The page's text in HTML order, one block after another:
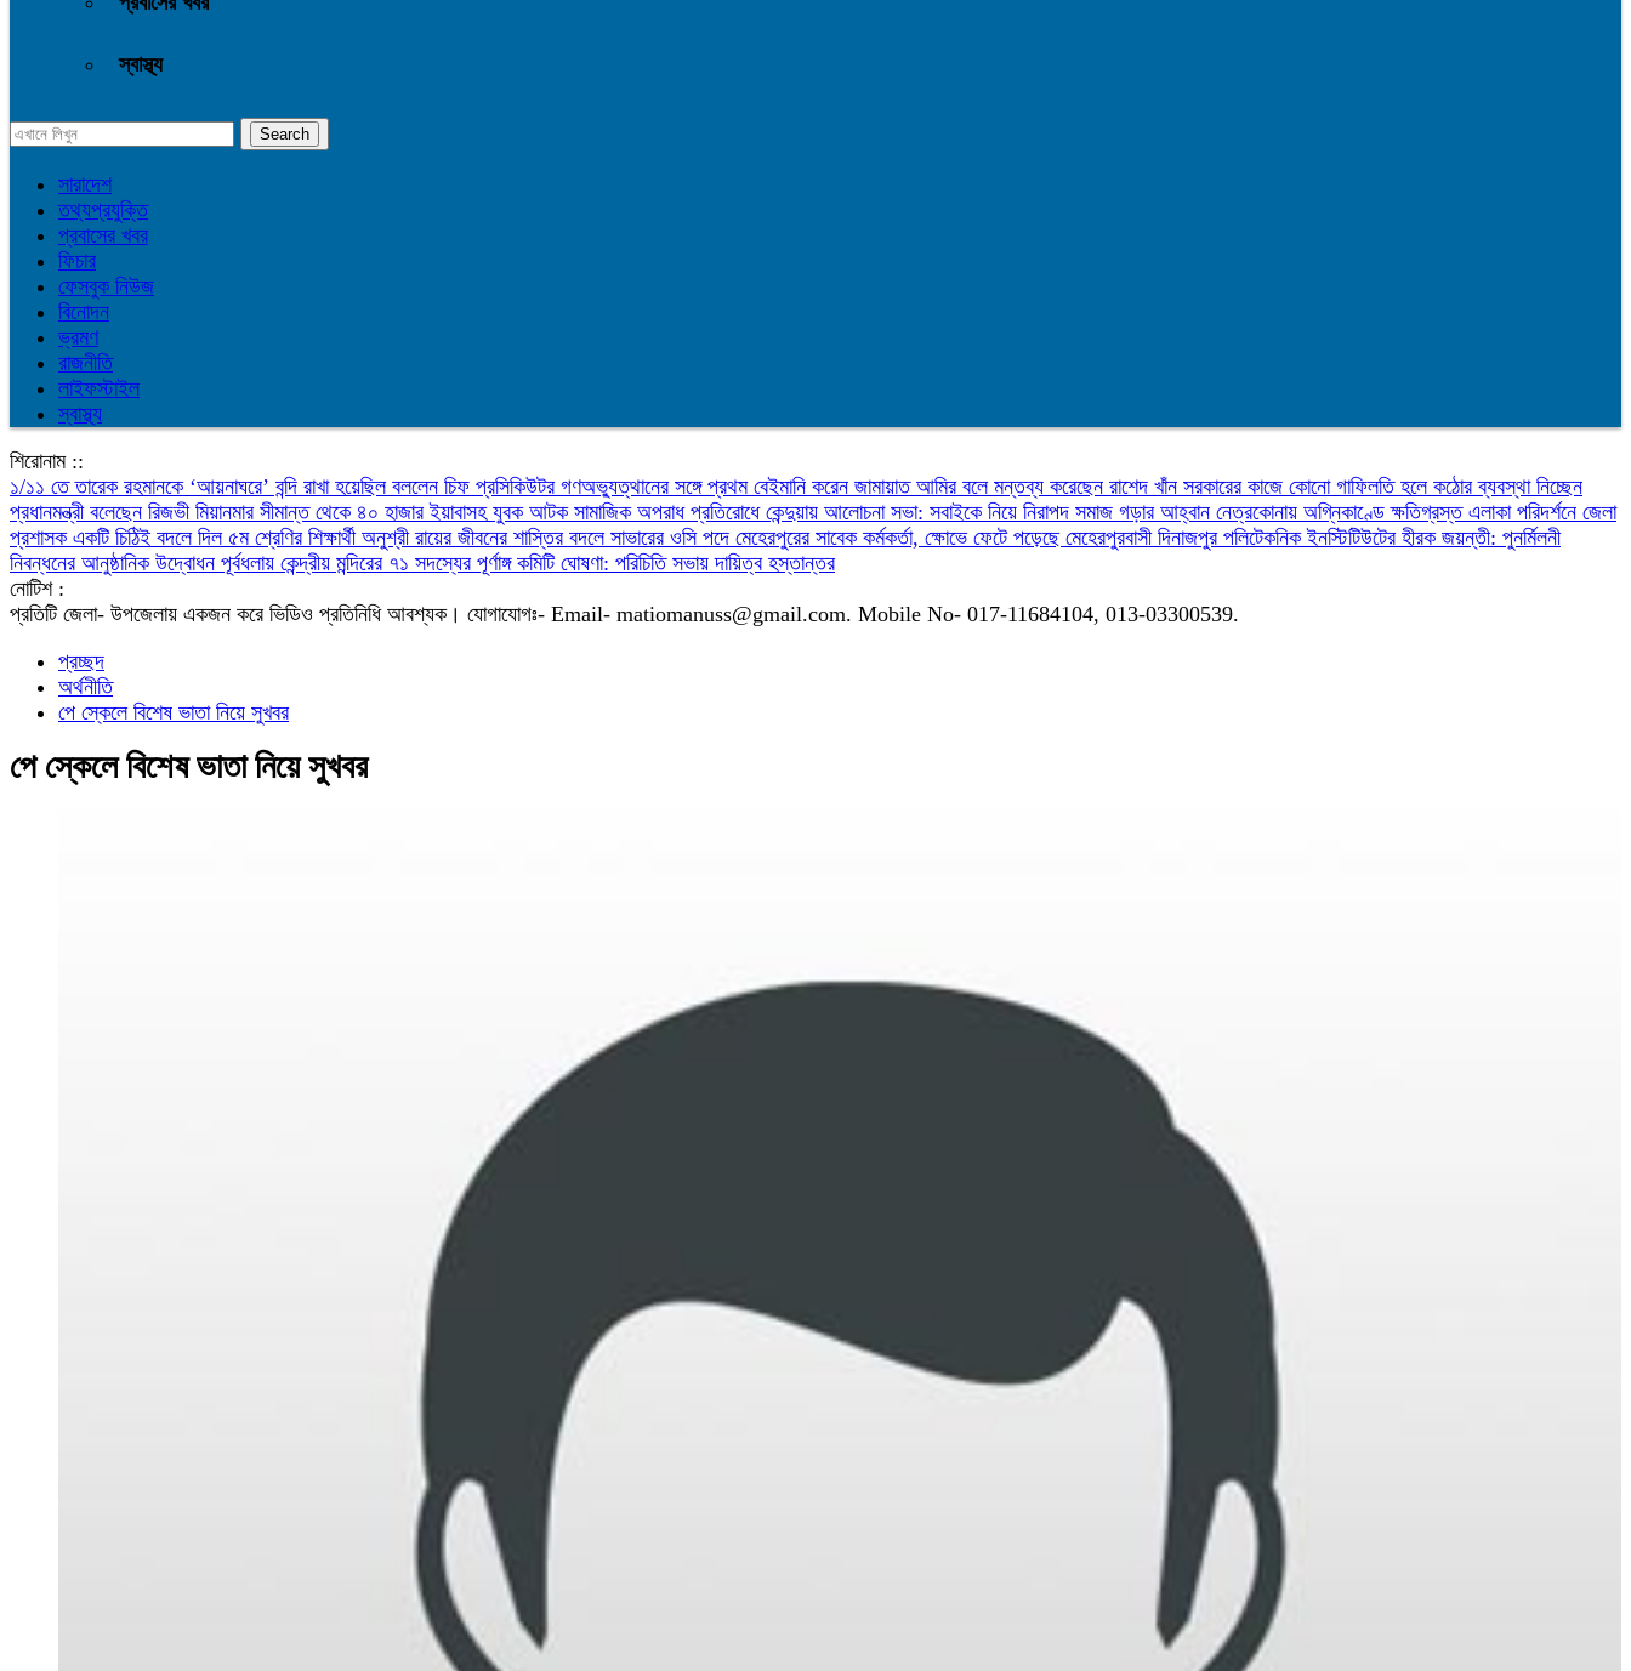
স্বাস্থ্য
সারাদেশ
তথ্যপ্রযুক্তি
প্রবাসের খবর
ফিচার
ফেসবুক নিউজ
বিনোদন
ভ্রমণ
রাজনীতি
লাইফস্টাইল
স্বাস্থ্য
শিরোনাম ::
১/১১ তে তারেক রহমানকে ‘আয়নাঘরে’ বন্দি রাখা হয়েছিল বললেন চিফ প্রসিকিউটর গণঅভ্যুত্থানের সঙ্গে প্রথম বেইমানি করেন জামায়াত আমির বলে মন্তব্য করেছেন রাশেদ খাঁন সরকারের কাজে কোনো গাফিলতি হলে কঠোর ব্যবস্থা নিচ্ছেন
প্রধানমন্ত্রী বলেছেন রিজভী মিয়ানমার সীমান্ত থেকে ৪০ হাজার ইয়াবাসহ যুবক আটক সামাজিক অপরাধ প্রতিরোধে কেন্দুয়ায় আলোচনা সভা: সবাইকে নিয়ে নিরাপদ সমাজ গড়ার আহ্বান নেত্রকোনায় অগ্নিকাণ্ডে ক্ষতিগ্রস্ত এলাকা পরিদর্শনে জেলা
প্রশাসক একটি চিঠিই বদলে দিল ৫ম শ্রেণির শিক্ষার্থী অনুশ্রী রায়ের জীবনের শাস্তির বদলে সাভারের ওসি পদে মেহেরপুরের সাবেক কর্মকর্তা, ক্ষোভে ফেটে পড়েছে মেহেরপুরবাসী দিনাজপুর পলিটেকনিক ইনস্টিটিউটের হীরক জয়ন্তী: পুনর্মিলনী
নিবন্ধনের আনুষ্ঠানিক উদ্বোধন পূর্বধলায় কেন্দ্রীয় মন্দিরের ৭১ সদস্যের পূর্ণাঙ্গ কমিটি ঘোষণা: পরিচিতি সভায় দায়িত্ব হস্তান্তর
নোটিশ :
প্রতিটি জেলা- উপজেলায় একজন করে ভিডিও প্রতিনিধি আবশ্যক। যোগাযোগঃ- Email- matiomanuss@gmail.com. Mobile No- 017-11684104, 013-03300539.
প্রচ্ছদ
অর্থনীতি
পে স্কেলে বিশেষ ভাতা নিয়ে সুখবর
পে স্কেলে বিশেষ ভাতা নিয়ে সুখবর